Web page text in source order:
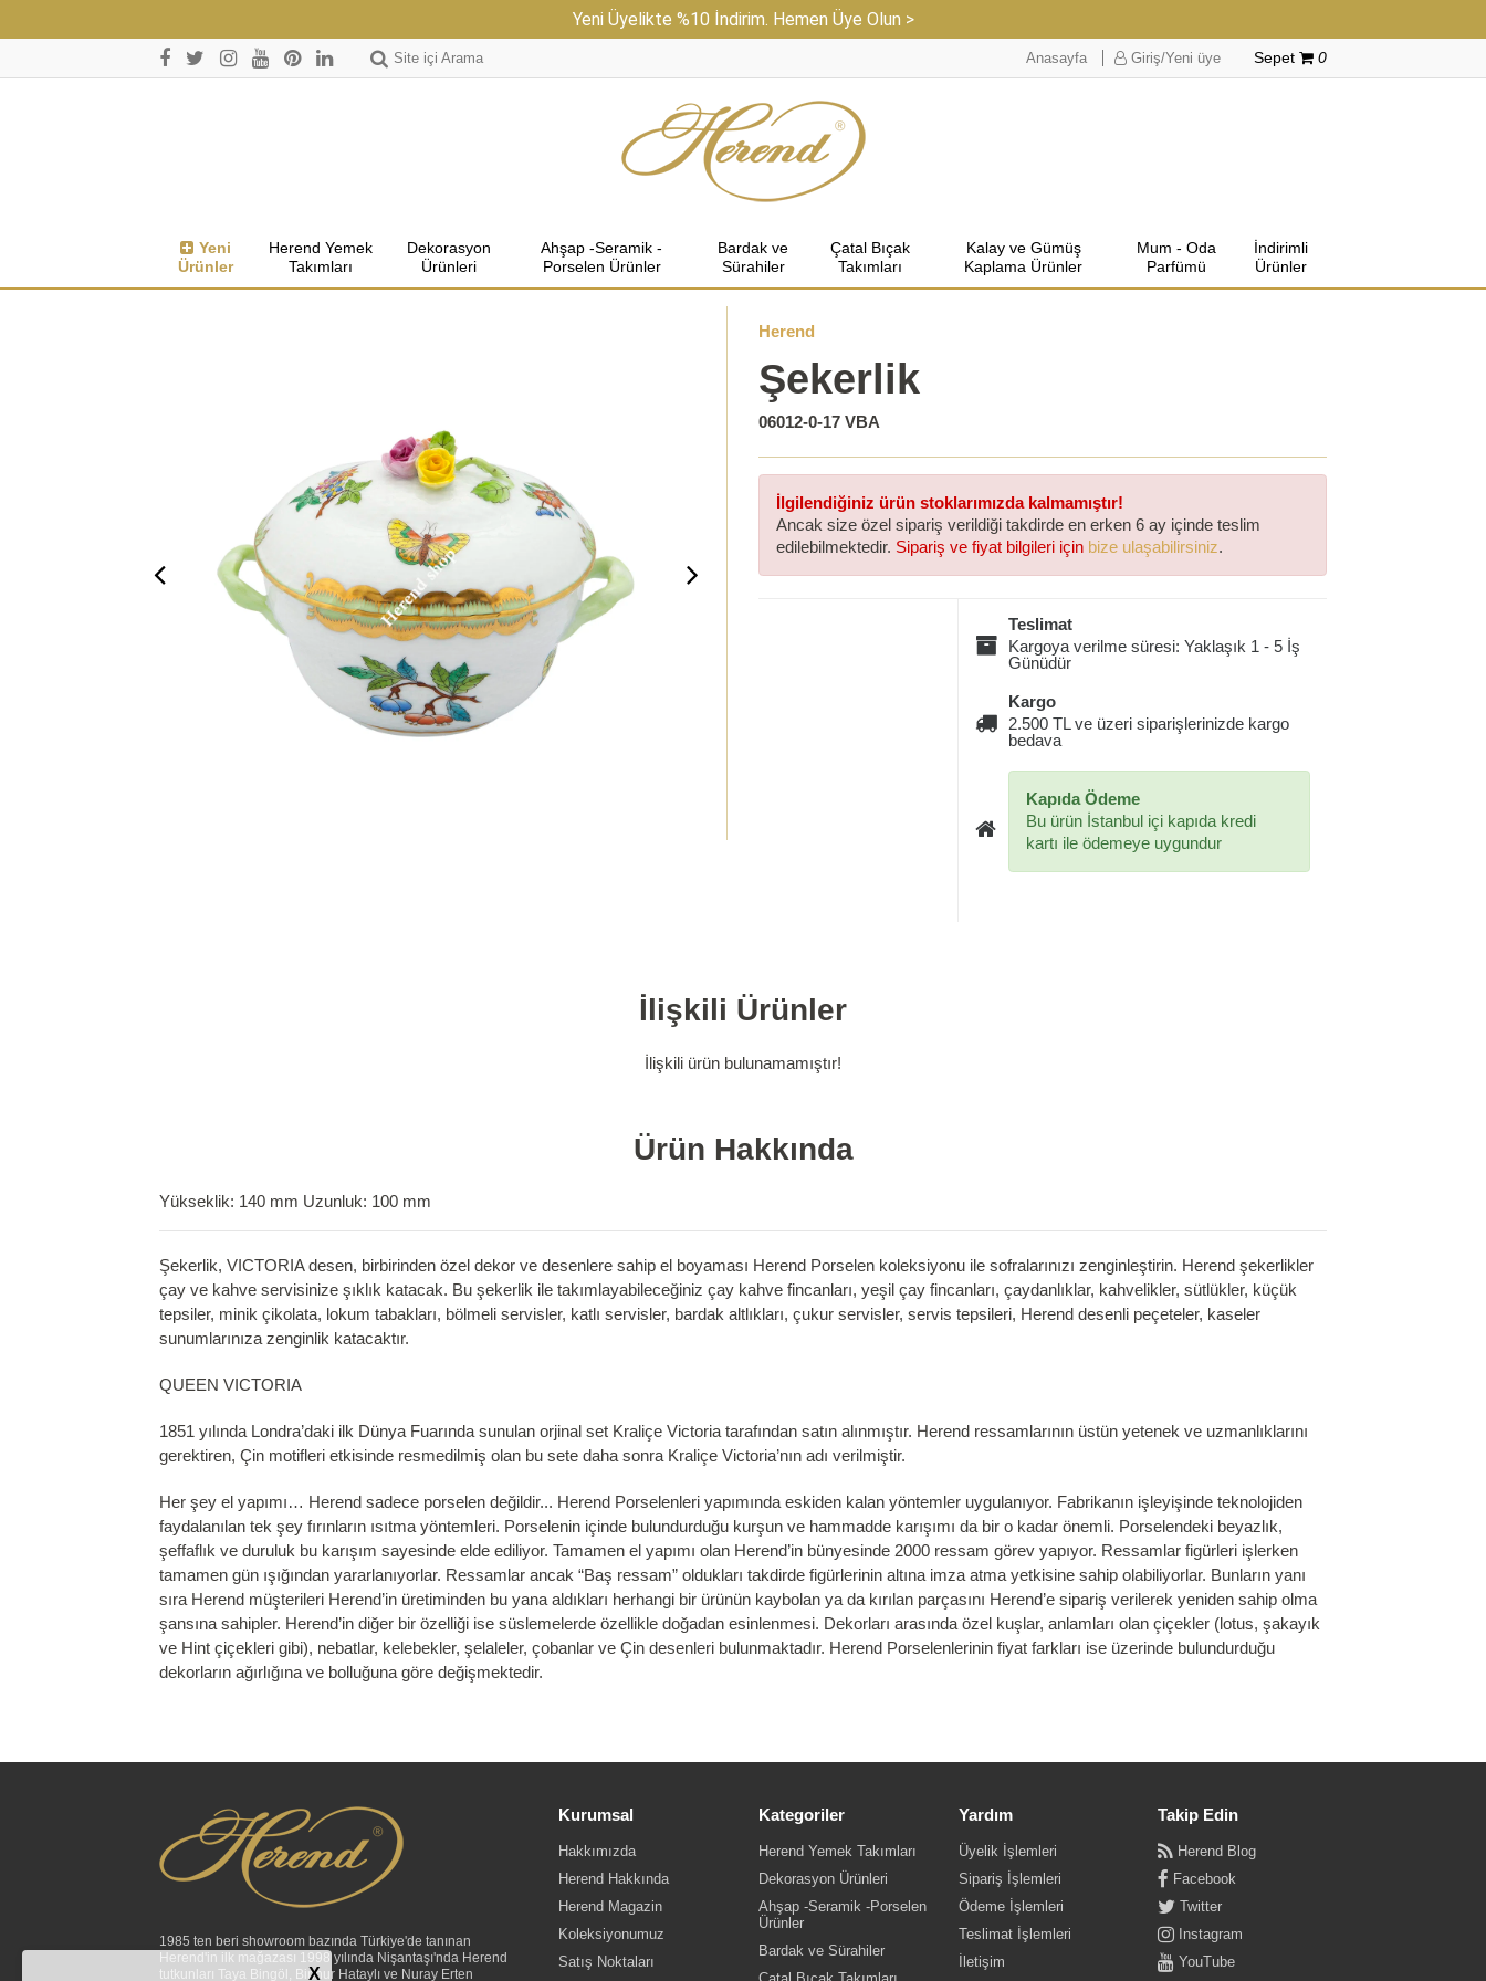
Yeni Üyelikte %10 İndirim. Hemen Üye Olun >
Site içi Arama Anasayfa Giriş/Yeni üye Sepet 0
Yeni
Ürünler
Herend Yemek
Takımları
Dekorasyon
Ürünleri
Ahşap -Seramik -
Porselen Ürünler
Bardak ve
Sürahiler
Çatal Bıçak
Takımları
Kalay ve Gümüş
Kaplama Ürünler
Mum - Oda
Parfümü
İndirimli
Ürünler
Herend
Şekerlik
06012-0-17 VBA
İlgilendiğiniz ürün stoklarımızda kalmamıştır!
Ancak size özel sipariş verildiği takdirde en erken 6 ay içinde teslim
edilebilmektedir. Sipariş ve fiyat bilgileri için bize ulaşabilirsiniz.
Teslimat
Kargoya verilme süresi: Yaklaşık 1 - 5 İş
Günüdür
Kargo
2.500 TL ve üzeri siparişlerinizde kargo
bedava
Kapıda Ödeme
Bu ürün İstanbul içi kapıda kredi
kartı ile ödemeye uygundur
İlişkili Ürünler
İlişkili ürün bulunamamıştır!
Ürün Hakkında
Yükseklik: 140 mm Uzunluk: 100 mm
Şekerlik, VICTORIA desen, birbirinden özel dekor ve desenlere sahip el boyaması Herend Porselen koleksiyonu ile sofralarınızı zenginleştirin. Herend şekerlikler
çay ve kahve servisinize şıklık katacak. Bu şekerlik ile takımlayabileceğiniz çay kahve fincanları, yeşil çay fincanları, çaydanlıklar, kahvelikler, sütlükler, küçük
tepsiler, minik çikolata, lokum tabakları, bölmeli servisler, katlı servisler, bardak altlıkları, çukur servisler, servis tepsileri, Herend desenli peçeteler, kaseler
sunumlarınıza zenginlik katacaktır.
QUEEN VICTORIA
1851 yılında Londra’daki ilk Dünya Fuarında sunulan orjinal set Kraliçe Victoria tarafından satın alınmıştır. Herend ressamlarının üstün yetenek ve uzmanlıklarını
gerektiren, Çin motifleri etkisinde resmedilmiş olan bu sete daha sonra Kraliçe Victoria’nın adı verilmiştir.
Her şey el yapımı… Herend sadece porselen değildir... Herend Porselenleri yapımında eskiden kalan yöntemler uygulanıyor. Fabrikanın işleyişinde teknolojiden
faydalanılan tek şey fırınların ısıtma yöntemleri. Porselenin içinde bulundurduğu kurşun ve hammadde karışımı da bir o kadar önemli. Porselendeki beyazlık,
şeffaflık ve duruluk bu karışım sayesinde elde ediliyor. Tamamen el yapımı olan Herend’in bünyesinde 2000 ressam görev yapıyor. Ressamlar figürleri işlerken
tamamen gün ışığından yararlanıyorlar. Ressamlar ancak “Baş ressam” oldukları takdirde figürlerinin altına imza atma yetkisine sahip olabiliyorlar. Bunların yanı
sıra Herend müşterileri Herend’in üretiminden bu yana aldıkları herhangi bir ürünün kaybolan ya da kırılan parçasını Herend’e sipariş verilerek yeniden sahip olma
şansına sahipler. Herend’in diğer bir özelliği ise süslemelerde özellikle doğadan esinlenmesi. Dekorları arasında özel kuşlar, anlamları olan çiçekler (lotus, şakayık
ve Hint çiçekleri gibi), nebatlar, kelebekler, şelaleler, çobanlar ve Çin desenleri bulunmaktadır. Herend Porselenlerinin fiyat farkları ise üzerinde bulundurduğu
dekorların ağırlığına ve bolluğuna göre değişmektedir.
1985 ten beri showroom bazında Türkiye'de tanınan
Herend'in ilk mağazası 1998 yılında Nişantaşı'nda Herend
tutkunları Taya Bingöl, Binnur Hataylı ve Nuray Erten
Kurumsal
Hakkımızda
Herend Hakkında
Herend Magazin
Koleksiyonumuz
Satış Noktaları
Kategoriler
Herend Yemek Takımları
Dekorasyon Ürünleri
Ahşap -Seramik -Porselen
Ürünler
Bardak ve Sürahiler
Yardım
Üyelik İşlemleri
Sipariş İşlemleri
Ödeme İşlemleri
Teslimat İşlemleri
İletişim
Takip Edin
Herend Blog
Facebook
Twitter
Instagram
YouTube
X